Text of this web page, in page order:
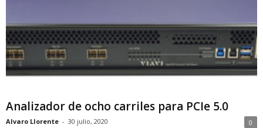
Analizador de ocho carriles para PCIe 5.0
Alvaro Llorente - 30 julio, 2020 0